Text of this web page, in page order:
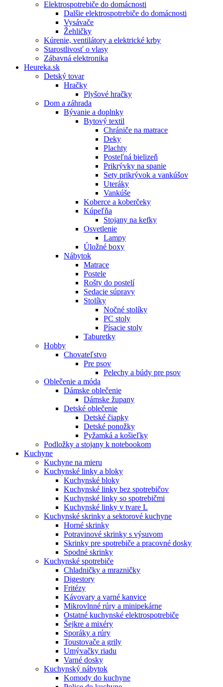
Elektrospotrebiče do domácnosti
Dalšie elektrospotrebiče do domácnosti
Vysávače
Žehličky
Kúrenie, ventilátory a elektrické krby
Starostlivosť o vlasy
Zábavná elektronika
Heureka.sk
Detský tovar
Hračky
Plyšové hračky
Dom a záhrada
Bývanie a doplnky
Bytový textil
Chrániče na matrace
Deky
Plachty
Posteľná bielizeň
Prikrývky na spanie
Sety prikrývok a vankúšov
Uteráky
Vankúše
Koberce a koberčeky
Kúpeľňa
Stojany na kefky
Osvetlenie
Lampy
Úložné boxy
Nábytok
Matrace
Postele
Rošty do postelí
Sedacie súpravy
Stolíky
Nočné stolíky
PC stoly
Písacie stoly
Taburetky
Hobby
Chovateľstvo
Pre psov
Pelechy a búdy pre psov
Oblečenie a móda
Dámske oblečenie
Dámske župany
Detské oblečenie
Detské čiapky
Detské ponožky
Pyžamká a košieľky
Podložky a stojany k notebookom
Kuchyne
Kuchyne na mieru
Kuchynské linky a bloky
Kuchynské bloky
Kuchynské linky bez spotrebičov
Kuchynské linky so spotrebičmi
Kuchynské linky v tvare L
Kuchynské skrinky a sektorové kuchyne
Horné skrinky
Potravinové skrinky s výsuvom
Skrinky pre spotrebiče a pracovné dosky
Spodné skrinky
Kuchynské spotrebiče
Chladničky a mrazničky
Digestory
Fritézy
Kávovary a varné kanvice
Mikrovlnné rúry a minipekárne
Ostatné kuchynské elektrospotrebiče
Šejkre a mixéry
Sporáky a rúry
Toustovače a grily
Umývačky riadu
Varné dosky
Kuchynský nábytok
Komody do kuchyne